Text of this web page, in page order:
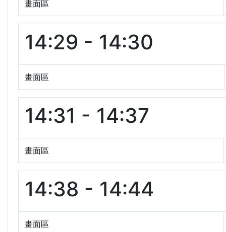
畫面區
14:29 - 14:30
畫面區
14:31 - 14:37
畫面區
14:38 - 14:44
畫面區